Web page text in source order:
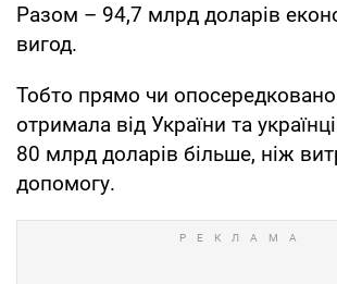
Разом – 94,7 млрд доларів
вигод.
Тобто прямо чи
отримала від України та
80 млрд доларів більше, ніж
допомогу.